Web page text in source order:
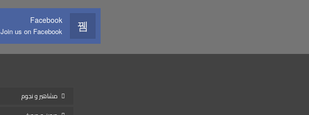
Facebook
Join us on Facebook
مشاهير و نجوم